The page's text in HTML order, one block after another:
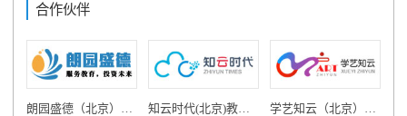
程鼓励和引导毕业生学习深
造，先后有毕业生考入清华大
学、中国传媒大学、大连理工
大学、四川大学、鲁迅美术学
机室、财会模拟室、商企模拟
室、模拟客房和餐厅、中西餐
操作室、菜肴演示室、面点操
学校培训部）已建成并使用 ，
52号。用于学生培训及加工成
产品出售。 学校一楼（楼体蓝
色部分）为工厂，配有水电焊
化、计算机应用（动漫设计、
建筑工程设计、艺术幼儿教
育、旅游服务、汽车运用与维
修、会计、市场营销等十几个
专业。学校基础设施完备，宽
实验室和20多所省市级医院的
合作伙伴